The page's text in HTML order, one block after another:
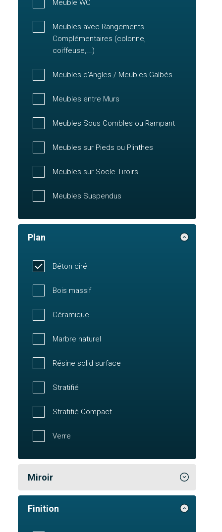
Meuble WC
Meubles avec Rangements
Complémentaires (colonne,
coiffeuse,...)
Meubles d'Angles / Meubles Galbés
Meubles entre Murs
Meubles Sous Combles ou Rampant
Meubles sur Pieds ou Plinthes
Meubles sur Socle Tiroirs
Meubles Suspendus
Plan
Béton ciré
Bois massif
Céramique
Marbre naturel
Résine solid surface
Stratifié
Stratifié Compact
Verre
Miroir
Finition